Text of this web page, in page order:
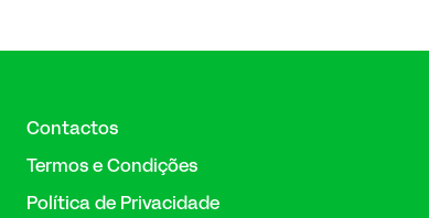
Contactos
Termos e Condições
Política de Privacidade